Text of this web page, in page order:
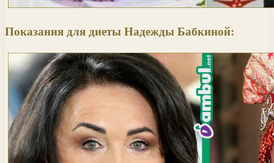
Показания для диеты Надежды Бабкиной: